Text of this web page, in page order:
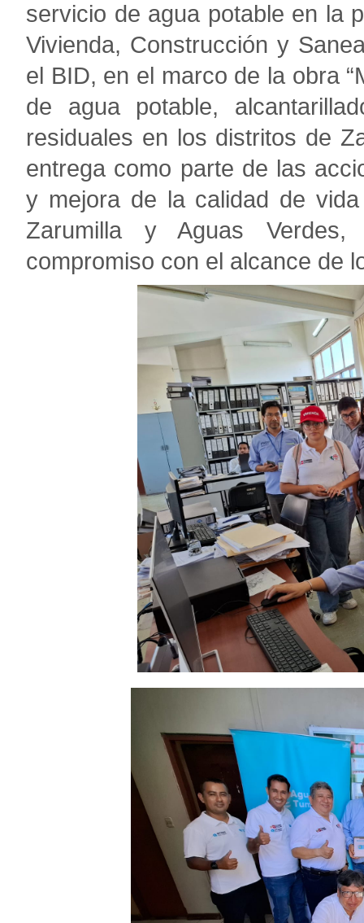
servicio de agua potable en la
Vivienda, Construcción y
el BID, en el marco de la obra
de agua potable,
residuales en los distritos de
entrega como parte de las
y mejora de la calidad de
Zarumilla y Aguas
compromiso con el alcance de